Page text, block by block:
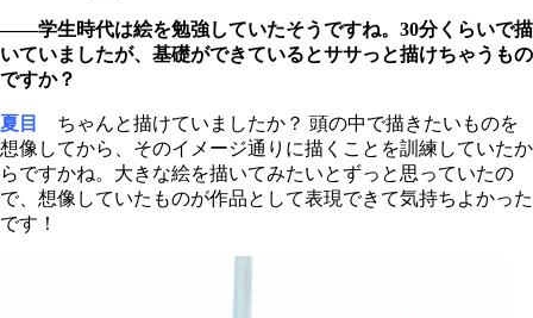
――学生時代は絵を勉強していたそうですね。30分くらいで描
いていましたが、基礎ができているとササっと描けちゃうもの
ですか？
夏目
ちゃんと描けていましたか？ 頭の中で描きたいものを
想像してから、そのイメージ通りに描くことを訓練していたか
らですかね。大きな絵を描いてみたいとずっと思っていたの
で、想像していたものが作品として表現できて気持ちよかった
です！